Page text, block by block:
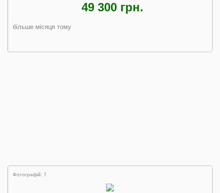
49 300 грн.
більше місяця тому
Фотографій: 7